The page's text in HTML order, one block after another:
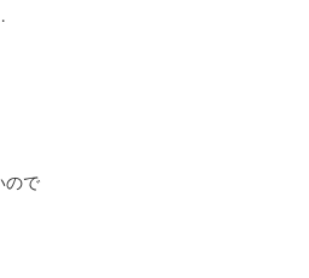
ので